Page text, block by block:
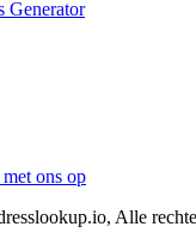
Generator
ons op
Alle